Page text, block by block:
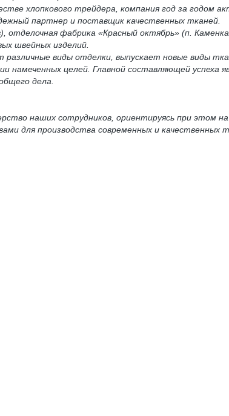
хлопкового трейдера, компания год за годом
партнер и поставщик качественных тканей.
фабрика «Красный октябрь» (п.
швейных изделий.
виды отделки, выпускает новые виды
целей. Главной составляющей успеха
дела.
наших сотрудников, ориентируясь при этом
для производства современных и